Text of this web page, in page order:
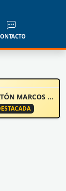
21K MARATÓN MARCOS JUÁREZ